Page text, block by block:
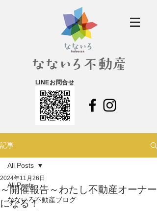
LINEお問合せ
記事
All Posts
なないろ不動産ブログ
All Posts
～開催報告～わたし不動産オーナー
になる！
2024年11月26日